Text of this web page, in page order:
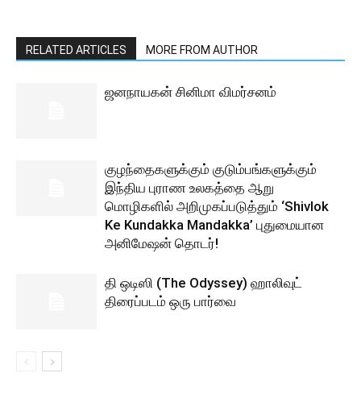
RELATED ARTICLES MORE FROM AUTHOR
ஜனநாயகன் சினிமா விமர்சனம்
குழந்தைகளுக்கும் குடும்பங்களுக்கும்
இந்திய புராண உலகத்தை ஆறு
மொழிகளில் அறிமுகப்படுத்தும் ‘Shivlok
Ke Kundakka Mandakka’ புதுமையான
அனிமேஷன் தொடர்!
தி ஒடிஸி (The Odyssey) ஹாலிவுட்
திரைப்படம் ஒரு பார்வை